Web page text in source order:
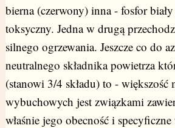
bierna (czerwony) inna - fosfor
toksyczny. Jedna w drugą
silnego ogrzewania. Jeszcze co do
neutralnego składnika powietrza
(stanowi 3/4 składu) to - większość
wybuchowych jest związkami
właśnie jego obecność i